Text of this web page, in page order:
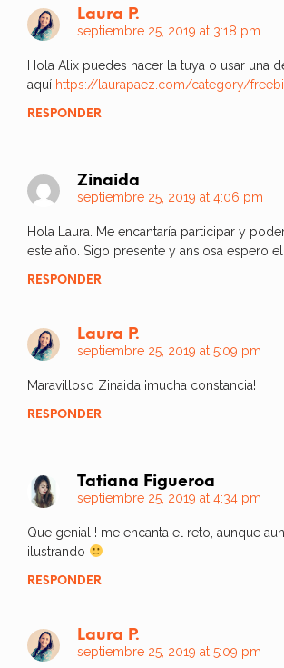
Laura P.
septiembre 25, 2019 at 3:18 pm
Hola Alix puedes hacer la tuya o usar una
aquí https://laurapaez.com/category/
RESPONDER
Zinaida
septiembre 25, 2019 at 4:06 pm
Hola Laura. Me encantaría participar y
este año. Sigo presente y ansiosa espero
RESPONDER
Laura P.
septiembre 25, 2019 at 5:09 pm
Maravilloso Zinaida ¡mucha constancia!
RESPONDER
Tatiana Figueroa
septiembre 25, 2019 at 4:34 pm
Que genial ! me encanta el reto, aunque
ilustrando
RESPONDER
Laura P.
septiembre 25, 2019 at 5:09 pm